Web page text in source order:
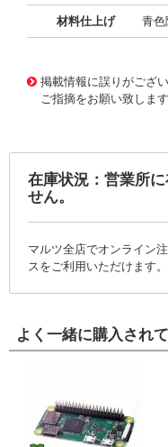
材料仕上げ 青色
掲載情報に誤りがござ
ご指摘をお願い致します
在庫状況：営業所
せん。
マルツ全店でオンライン
スをご利用いただけます。
よく一緒に購入され